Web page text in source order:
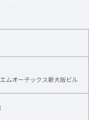
ムオーテックス新大阪ビル